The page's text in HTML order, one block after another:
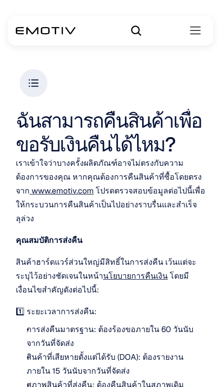
ฉันสามารถคืนสินค้าเพื่อ
ขอรับเงินคืนได้ไหม?
เราเข้าใจว่าบางครั้งผลิตภัณฑ์อาจไม่ตรงกับความ
ต้องการของคุณ หากคุณต้องการคืนสินค้าที่ซื้อโดยตรง
จาก www.emotiv.com โปรดตรวจสอบข้อมูลต่อไปนี้เพื่อ
ให้กระบวนการคืนสินค้าเป็นไปอย่างราบรื่นและสำเร็จ
ลุล่วง
คุณสมบัติการส่งคืน
สินค้าฮาร์ดแวร์ส่วนใหญ่มีสิทธิ์ในการส่งคืน เว้นแต่จะ
ระบุไว้อย่างชัดเจนในหน้านโยบายการคืนเงิน โดยมี
เงื่อนไขสำคัญดังต่อไปนี้:
1️⃣ ระยะเวลาการส่งคืน:
การส่งคืนมาตรฐาน: ต้องร้องขอภายใน 60 วันนับ
จากวันที่จัดส่ง
สินค้าที่เสียหายตั้งแต่ได้รับ (DOA): ต้องรายงาน
ภายใน 15 วันนับจากวันที่จัดส่ง
สภาพสินค้าที่ส่งคืน: ต้องคืนสินค้าในสภาพเดิม